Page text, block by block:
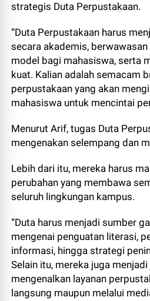
strategis Duta Perpustakaan.
“Duta Perpustakaan harus
secara akademis,
model bagi mahasiswa, serta
kuat. Kalian adalah semacam
perpustakaan yang akan
mahasiswa untuk mencintai
Menurut Arif, tugas Duta
mengenakan selempang dan
Lebih dari itu, mereka harus
perubahan yang membawa
seluruh lingkungan kampus.
“Duta harus menjadi sumber
mengenai penguatan literasi,
informasi, hingga strategi
Selain itu, mereka juga
mengenalkan layanan
langsung maupun melalui